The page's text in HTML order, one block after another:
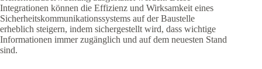
Integrationen können die Effizienz und Wirksamkeit eines
Sicherheitskommunikationssystems auf der Baustelle
erheblich steigern, indem sichergestellt wird, dass wichtige
Informationen immer zugänglich und auf dem neuesten Stand
sind.